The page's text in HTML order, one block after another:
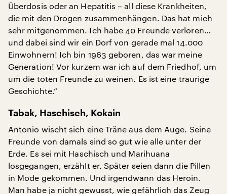
Überdosis oder an Hepatitis – all diese Krankheiten,
die mit den Drogen zusammenhängen. Das hat mich
sehr mitgenommen. Ich habe 40 Freunde verloren…
und dabei sind wir ein Dorf von gerade mal 14.000
Einwohnern! Ich bin 1963 geboren, das war meine
Generation! Vor kurzem war ich auf dem Friedhof, um
um die toten Freunde zu weinen. Es ist eine traurige
Geschichte.“
Tabak, Haschisch, Kokain
Antonio wischt sich eine Träne aus dem Auge. Seine
Freunde von damals sind so gut wie alle unter der
Erde. Es sei mit Haschisch und Marihuana
losgegangen, erzählt er. Später seien dann die Pillen
in Mode gekommen. Und irgendwann das Heroin.
Man habe ja nicht gewusst, wie gefährlich das Zeug